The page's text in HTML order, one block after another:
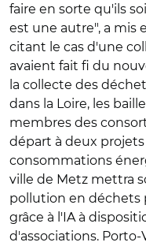
faire en sorte qu'ils
est une autre", a mis
citant le cas d'une
avaient fait fi du
la collecte des
dans la Loire, les
membres des
départ à deux
consommations
ville de Metz mettra
pollution en déchets
grâce à l'IA à
d'associations.